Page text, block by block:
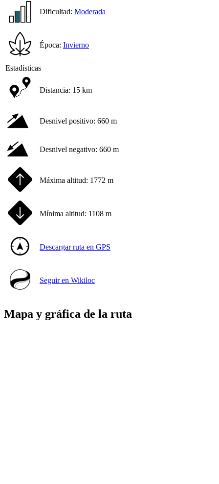
Dificultad: Moderada
Época: Invierno
Estadísticas
Distancia: 15 km
Desnivel positivo: 660 m
Desnivel negativo: 660 m
Máxima altitud: 1772 m
Mínima altitud: 1108 m
Descargar ruta en GPS
Seguir en Wikiloc
Mapa y gráfica de la ruta